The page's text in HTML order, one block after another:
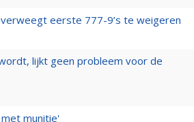
eerste 777-9’s te weigeren
lijkt geen probleem voor de
munitie'